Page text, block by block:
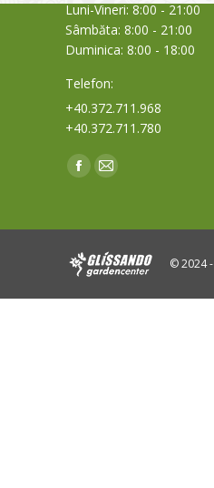
Luni-Vineri: 8:00 - 21:00
Sâmbăta: 8:00 - 21:00
Duminica: 8:00 - 18:00
Telefon:
+40.372.711.968
+40.372.711.780
Find us on:
Facebook
new
Mail
new
© 2024